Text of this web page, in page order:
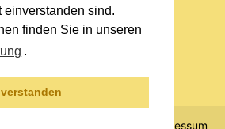
einverstanden sind.
finden Sie in unseren
.
Impressum